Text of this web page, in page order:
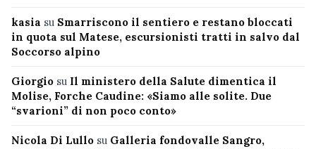
kasia su Smarriscono il sentiero e restano bloccati
in quota sul Matese, escursionisti tratti in salvo dal
Soccorso alpino
Giorgio su Il ministero della Salute dimentica il
Molise, Forche Caudine: «Siamo alle solite. Due
“svarioni” di non poco conto»
Nicola Di Lullo su Galleria fondovalle Sangro,